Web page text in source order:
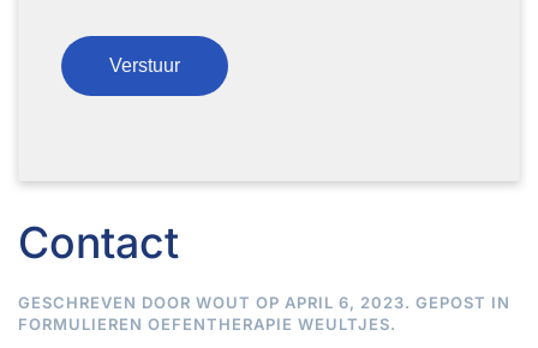
Contact
GESCHREVEN DOOR WOUT OP APRIL 6, 2023. GEPOST IN
FORMULIEREN OEFENTHERAPIE WEULTJES.